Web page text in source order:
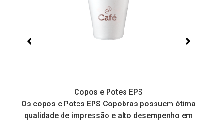
Copos e Potes EPS
Os copos e Potes EPS Copobras possuem ótima
qualidade de impressão e alto desempenho em